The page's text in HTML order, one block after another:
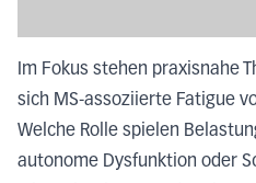
Im Fokus stehen praxisnahe
sich MS-assoziierte Fatigue
Welche Rolle spielen
autonome Dysfunktion oder